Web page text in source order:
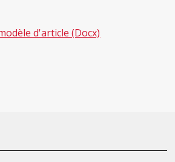
d'article (Docx)